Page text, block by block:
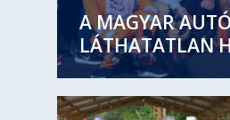
A MAGYAR
LÁTHATATLAN